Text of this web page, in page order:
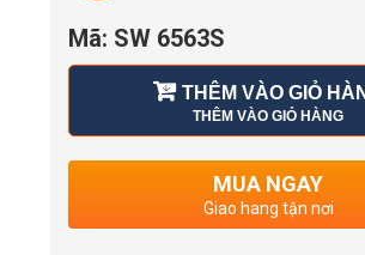
Mã: SW 6563S
THÊM VÀO GIỎ
THÊM VÀO GIỎ HÀNG
MUA NGAY
Giao hang tận nơi